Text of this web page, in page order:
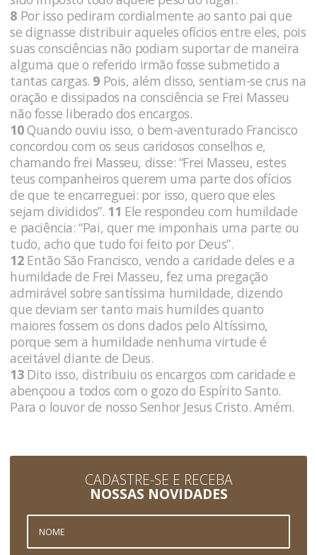
8 Por isso pediram cordialmente ao santo pai que
se dignasse distribuir aqueles ofícios entre eles, pois
suas consciências não podiam suportar de maneira
alguma que o referido irmão fosse submetido a
tantas cargas. 9 Pois, além disso, sentiam-se crus na
oração e dissipados na consciência se Frei Masseu
não fosse liberado dos encargos.
10Quando ouviu isso, o bem-aventurado Francisco
concordou com os seus caridosos conselhos e,
chamando frei Masseu, disse: “Frei Masseu, estes
teus companheiros querem uma parte dos ofícios
de que te encarreguei: por isso, quero que eles
sejam divididos”. 11 Ele respondeu com humildade
e paciência: “Pai, quer me imponhais uma parte ou
tudo, acho que tudo foi feito por Deus”.
12Então São Francisco, vendo a caridade deles e a
humildade de Frei Masseu, fez uma pregação
admirável sobre santíssima humildade, dizendo
que deviam ser tanto mais humildes quanto
maiores fossem os dons dados pelo Altíssimo,
porque sem a humildade nenhuma virtude é
aceitável diante de Deus.
13Dito isso, distribuiu os encargos com caridade e
abençoou a todos com o gozo do Espírito Santo.
Para o louvor de nosso Senhor Jesus Cristo. Amém.
CADASTRE-SE E RECEBA
NOSSAS NOVIDADES